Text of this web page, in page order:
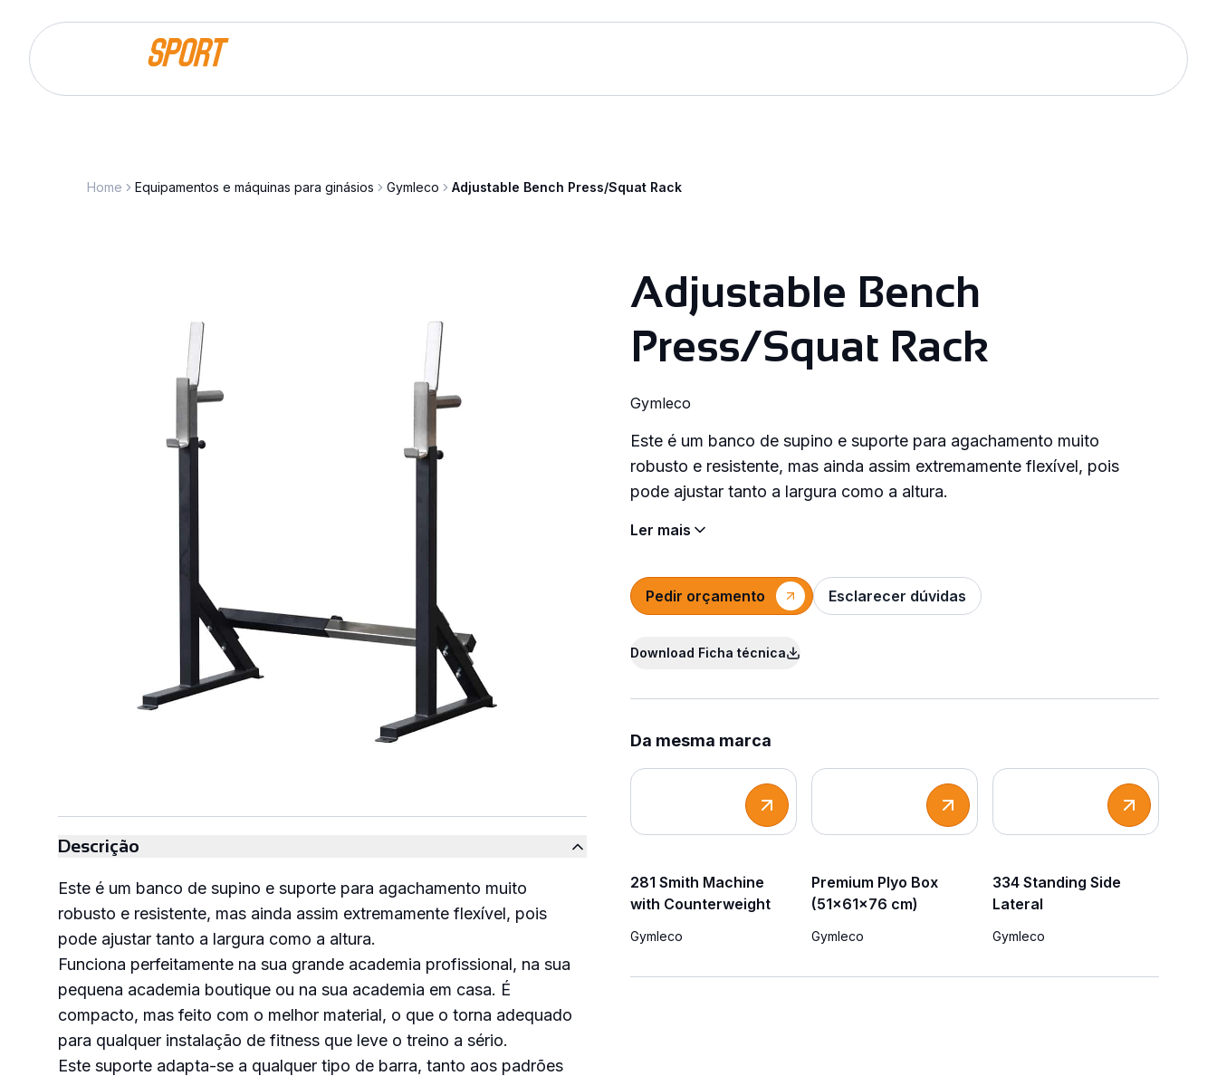
Saltar para o conteúdo
Home Equipamentos e máquinas para ginásios Gymleco Adjustable Bench Press/Squat Rack
Descrição
Este é um banco de supino e suporte para agachamento muito
robusto e resistente, mas ainda assim extremamente flexível, pois
pode ajustar tanto a largura como a altura.
Funciona perfeitamente na sua grande academia profissional, na sua
pequena academia boutique ou na sua academia em casa. É
compacto, mas feito com o melhor material, o que o torna adequado
para qualquer instalação de fitness que leve o treino a sério.
Este suporte adapta-se a qualquer tipo de barra, tanto aos padrões
Adjustable Bench
Press/Squat Rack
Gymleco
Este é um banco de supino e suporte para agachamento muito
robusto e resistente, mas ainda assim extremamente flexível, pois
pode ajustar tanto a largura como a altura.
Ler mais
Pedir orçamento Esclarecer dúvidas
Download Ficha técnica
Da mesma marca
281 Smith Machine
with Counterweight
Gymleco
Premium Plyo Box
(51x61x76 cm)
Gymleco
334 Standing Side
Lateral
Gymleco